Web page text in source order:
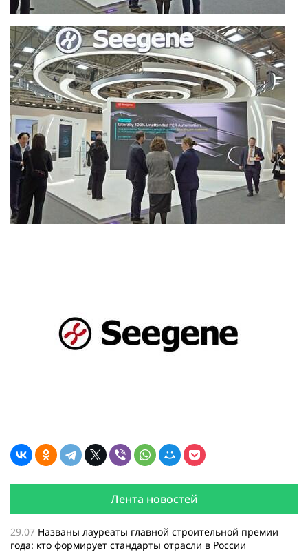
Лента новостей
29.07 Названы лауреаты главной строительной премии
года: кто формирует стандарты отрасли в России